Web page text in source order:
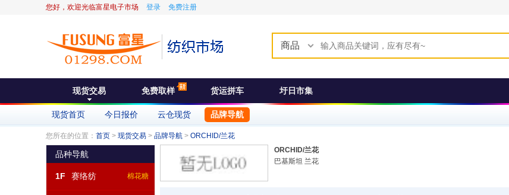
您好，欢迎光临富星电子市场 登录 免费注册
商品
现货交易 免费取样 货运拼车 圩日市集
现货首页 今日报价 云仓现货 品牌导航
您所在的位置： 首页 > 现货交易 > 品牌导航 > ORCHID/兰花
品种导航
1F 赛络纺 棉花糖
ORCHID/兰花
巴基斯坦 兰花